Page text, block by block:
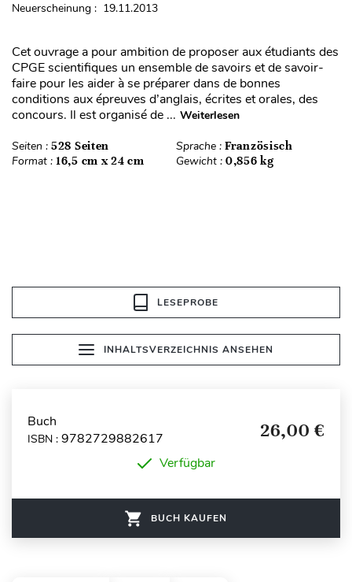
Neuerscheinung : 19.11.2013
Cet ouvrage a pour ambition de proposer aux étudiants des
CPGE scientifiques un ensemble de savoirs et de savoir-
faire pour les aider à se préparer dans de bonnes
conditions aux épreuves d’anglais, écrites et orales, des
concours. Il est organisé de ... Weiterlesen
Seiten : 528 Seiten Sprache : Französisch
Format : 16,5 cm x 24 cm Gewicht : 0,856 kg
LESEPROBE
INHALTSVERZEICHNIS ANSEHEN
Buch
ISBN : 9782729882617 26,00 €
Verfügbar
BUCH KAUFEN